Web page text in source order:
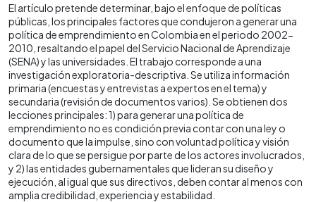
El artículo pretende determinar, bajo el enfoque de políticas
públicas, los principales factores que condujeron a generar una
política de emprendimiento en Colombia en el periodo 2002-
2010, resaltando el papel del Servicio Nacional de Aprendizaje
(SENA) y las universidades. El trabajo corresponde a una
investigación exploratoria-descriptiva. Se utiliza información
primaria (encuestas y entrevistas a expertos en el tema) y
secundaria (revisión de documentos varios). Se obtienen dos
lecciones principales: 1) para generar una política de
emprendimiento no es condición previa contar con una ley o
documento que la impulse, sino con voluntad política y visión
clara de lo que se persigue por parte de los actores involucrados,
y 2) las entidades gubernamentales que lideran su diseño y
ejecución, al igual que sus directivos, deben contar al menos con
amplia credibilidad, experiencia y estabilidad.